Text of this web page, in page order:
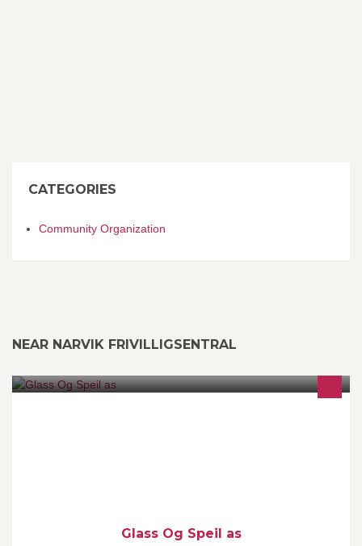
CATEGORIES
Community Organization
NEAR NARVIK FRIVILLIGSENTRAL
Glass Og Speil as